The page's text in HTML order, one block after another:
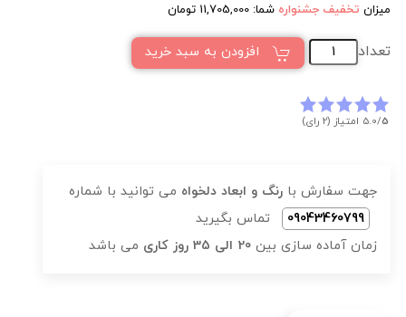
میزان تخفیف جشنواره شما: 11,705,000 تومان
تعداد افزودن به سبد خرید
5.0/5 امتیاز (2 رای)
جهت سفارش با رنگ و ابعاد دلخواه می توانید با شماره
09043460799
تماس بگیرید
زمان آماده سازی بین 20 الی 35 روز کاری می باشد